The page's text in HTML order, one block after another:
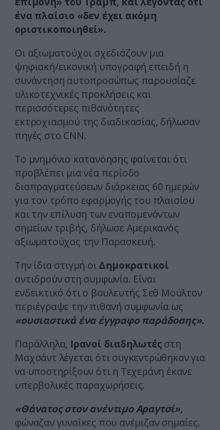
ένα πλαίσιο «δεν έχει ακόμη
οριστικοποιηθεί».
Οι αξιωματούχοι σχεδιάζουν μια
ψηφιακή/εικονική υπογραφή επειδή η
συνάντηση αυτοπροσώπως παρουσίαζε
υλικοτεχνικές προκλήσεις και
περισσότερες πιθανότητες
εκτροχιασμού της διαδικασίας, δήλωσαν
πηγές στο CNN.
Το μνημόνιο κατανόησης φαίνεται ότι
προβλέπει μια νέα περίοδο
διαπραγματεύσεων διάρκειας 60 ημερών
για τον τρόπο εφαρμογής του πλαισίου
και την επίλυση των εναπομενόντων
σημείων τριβής, δήλωσε Αμερικανός
αξιωματούχος την Παρασκευή.
Την ίδια στιγμή οιΔημοκρατικοί
αντιδρούν στη συμφωνία. Είναι
ενδεικτικό ότι ο βουλευτής Σεθ Μούλτον
περιέγραψε την πιθανή συμφωνία ως
«ουσιαστικά ένα έγγραφο παράδοσης».
Παράλληλα, Ιρανοί διαδηλωτές στη
Μαχσάντ λέγεται ότι συγκεντρώθηκαν για
να υποστηρίξουν ότι η Τεχεράνη έκανε
υπερβολικές παραχωρήσεις.
«Θάνατος στον ανέντιμο Αραγτσί»,
φώναζαν γυναίκες που ανέμιζαν σημαίες.